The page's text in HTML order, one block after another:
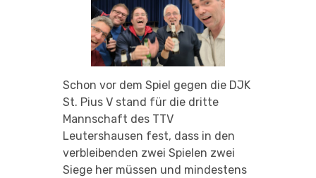
Schon vor dem Spiel gegen die DJK
St. Pius V stand für die dritte
Mannschaft des TTV
Leutershausen fest, dass in den
verbleibenden zwei Spielen zwei
Siege her müssen und mindestens